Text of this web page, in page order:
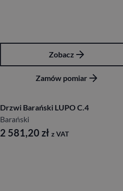
Zobacz
Zamów pomiar
Drzwi Barański LUPO C.4
Barański
2 581,20 zł z VAT